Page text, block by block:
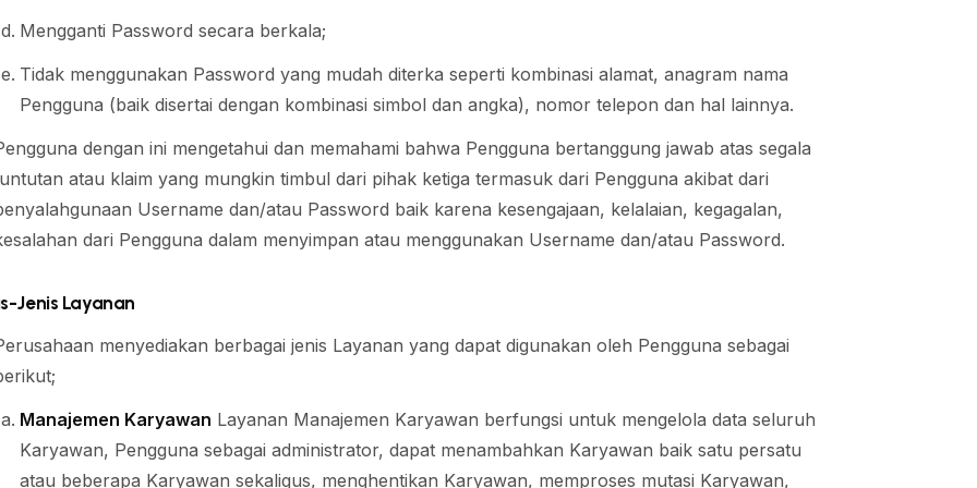
Mengganti Password secara berkala;
Tidak menggunakan Password yang mudah diterka seperti kombinasi alamat, anagram nama
Pengguna (baik disertai dengan kombinasi simbol dan angka), nomor telepon dan hal lainnya.
dengan ini mengetahui dan memahami bahwa Pengguna bertanggung jawab atas segala
atau klaim yang mungkin timbul dari pihak ketiga termasuk dari Pengguna akibat dari
Username dan/atau Password baik karena kesengajaan, kelalaian, kegagalan,
dari Pengguna dalam menyimpan atau menggunakan Username dan/atau Password.
Jenis Layanan
menyediakan berbagai jenis Layanan yang dapat digunakan oleh Pengguna sebagai
Manajemen Karyawan Layanan Manajemen Karyawan berfungsi untuk mengelola data seluruh
Karyawan, Pengguna sebagai administrator, dapat menambahkan Karyawan baik satu persatu
atau beberapa Karyawan sekaligus, menghentikan Karyawan, memproses mutasi Karyawan,